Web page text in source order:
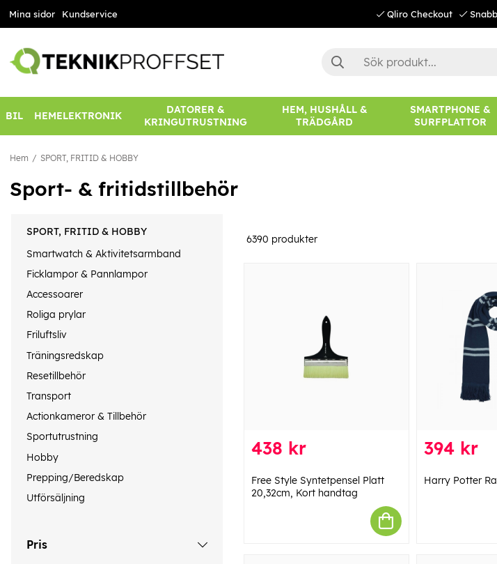
Mina sidor Kundservice Qliro Checkout
BIL HEMELEKTRONIK
DATORER &
KRINGUTRUSTNING
HEM, HUSHÅLL &
TRÄDGÅRD
SMARTPHONE &
SURFPLATTOR
Hem SPORT, FRITID & HOBBY
Sport- & fritidstillbehör
SPORT, FRITID & HOBBY
Smartwatch & Aktivitetsarmband
Ficklampor & Pannlampor
Accessoarer
Roliga prylar
Friluftsliv
Träningsredskap
Resetillbehör
Transport
Actionkameror & Tillbehör
Sportutrustning
Hobby
Prepping/Beredskap
Utförsäljning
Pris
6390 produkter
438 kr
Free Style Syntetpensel Platt
20,32cm, Kort handtag
394 kr
Harry Potter